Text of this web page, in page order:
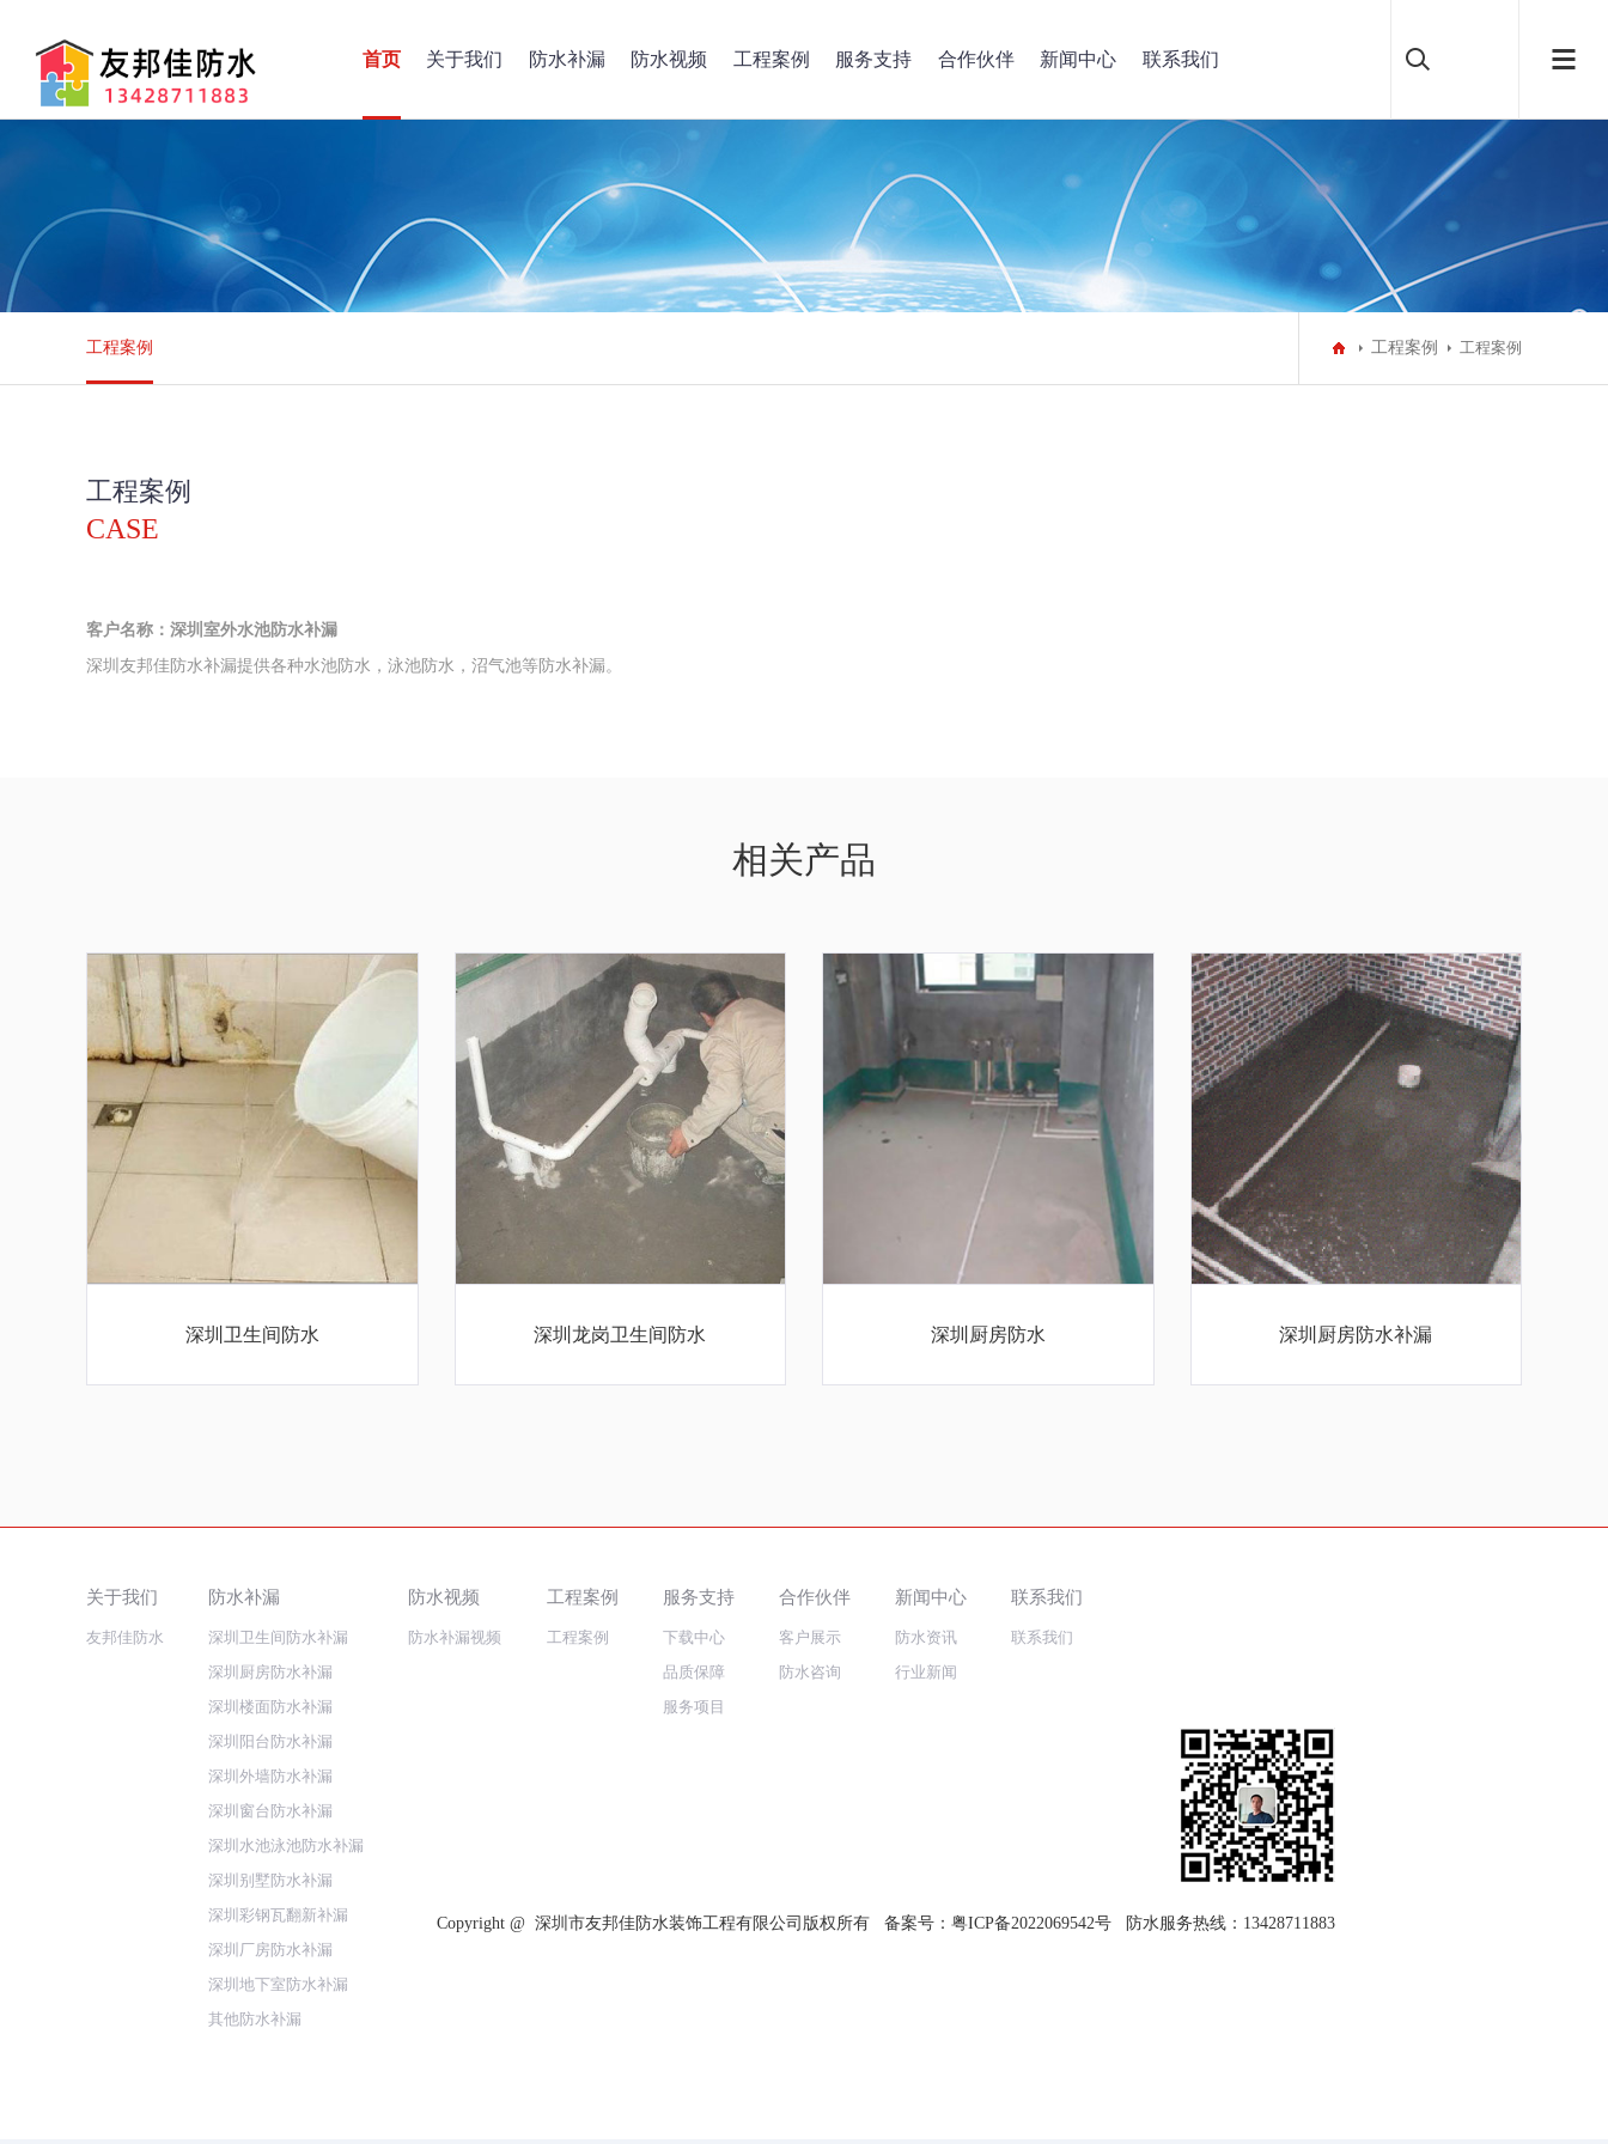
首页 关于我们 防水补漏 防水视频 工程案例 服务支持 合作伙伴 新闻中心 联系我们
工程案例 工程案例 工程案例
工程案例
CASE
客户名称：深圳室外水池防水补漏
深圳友邦佳防水补漏提供各种水池防水，泳池防水，沼气池等防水补漏。
相关产品
深圳卫生间防水 深圳龙岗卫生间防水 深圳厨房防水 深圳厨房防水补漏
关于我们
友邦佳防水
防水补漏
深圳卫生间防水补漏
深圳厨房防水补漏
深圳楼面防水补漏
深圳阳台防水补漏
深圳外墙防水补漏
深圳窗台防水补漏
深圳水池泳池防水补漏
深圳别墅防水补漏
深圳彩钢瓦翻新补漏
深圳厂房防水补漏
深圳地下室防水补漏
其他防水补漏
防水视频
防水补漏视频
工程案例
工程案例
服务支持
下载中心
品质保障
服务项目
合作伙伴
客户展示
防水咨询
新闻中心
防水资讯
行业新闻
联系我们
联系我们
Copyright @ 深圳市友邦佳防水装饰工程有限公司版权所有 备案号：粤ICP备2022069542号 防水服务热线： 13428711883